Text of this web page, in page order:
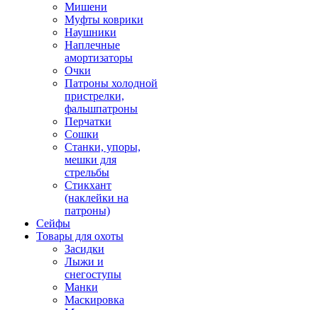
Мишени
Муфты коврики
Наушники
Наплечные
амортизаторы
Очки
Патроны холодной
пристрелки,
фальшпатроны
Перчатки
Сошки
Станки, упоры,
мешки для
стрельбы
Стикхант
(наклейки на
патроны)
Сейфы
Товары для охоты
Засидки
Лыжи и
снегоступы
Манки
Маскировка